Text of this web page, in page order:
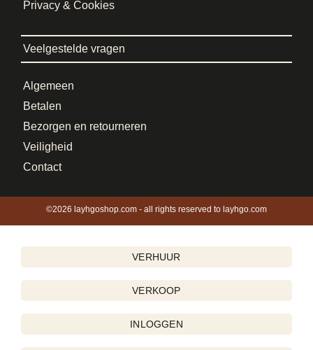
Privacy & Cookies
Veelgestelde vragen
Algemeen
Betalen
Bezorgen en retourneren
Veiligheid
Contact
©2026 layhgoshop.com - all rights reserved to layhgo.com
VERHUUR
VERKOOP
INLOGGEN